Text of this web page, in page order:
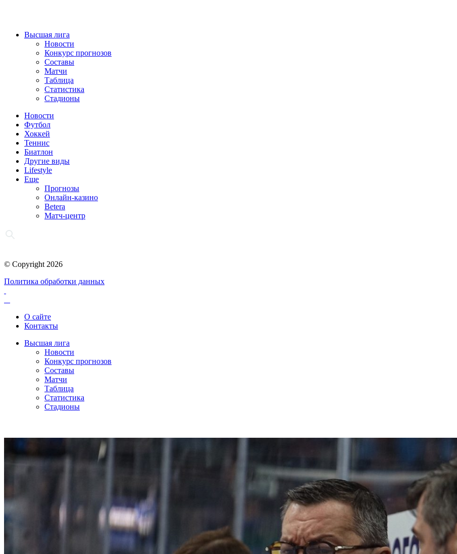
Высшая лига
Новости
Конкурс прогнозов
Составы
Матчи
Таблица
Статистика
Стадионы
Новости
Футбол
Хоккей
Теннис
Биатлон
Другие виды
Lifestyle
Еще
Прогнозы
Онлайн-казино
Betera
Матч-центр
© Copyright 2026
Политика обработки данных
О сайте
Контакты
Высшая лига
Новости
Конкурс прогнозов
Составы
Матчи
Таблица
Статистика
Стадионы